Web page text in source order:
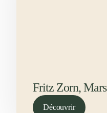
Fritz Zorn, Mars
Découvrir